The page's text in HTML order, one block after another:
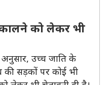
को लेकर भी
उच्च जाति के
की सड़कों पर कोई भी